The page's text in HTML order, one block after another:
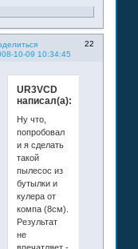
22
10-09 10:34:45
UR3VCD
написал(а):
Ну что,
попробовал
и я сделать
такой
пылесос из
бутылки и
кулера от
компа (8см).
Результат
не